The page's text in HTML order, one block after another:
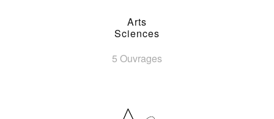
Arts
Sciences
5 Ouvrages